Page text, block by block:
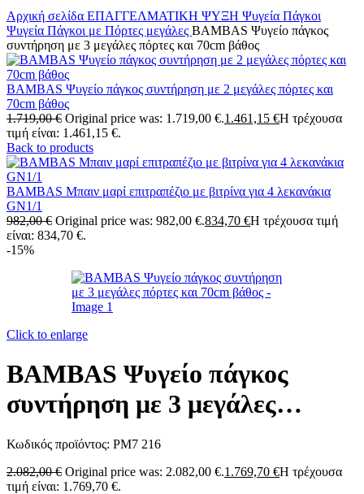
Αρχική σελίδα ΕΠΑΓΓΕΛΜΑΤΙΚΗ ΨΥΞΗ Ψυγεία Πάγκοι
Ψυγεία Πάγκοι με Πόρτες μεγάλες BAMBAS Ψυγείο πάγκος
συντήρηση με 3 μεγάλες πόρτες και 70cm βάθος
BAMBAS Ψυγείο πάγκος συντήρηση με 2 μεγάλες πόρτες και
70cm βάθος
1.719,00€ Original price was: 1.719,00 €.1.461,15 €Η τρέχουσα
τιμή είναι: 1.461,15 €.
Back to products
BAMBAS Μπαιν μαρί επιτραπέζιο με βιτρίνα για 4 λεκανάκια
GN1/1
982,00€ Original price was: 982,00 €.834,70 €Η τρέχουσα τιμή
είναι: 834,70 €.
-15%
Click to enlarge
BAMBAS Ψυγείο πάγκος
συντήρηση με 3 μεγάλες
πόρτες και 70cm βάθος
Κωδικός προϊόντος: PM7 216
2.082,00€ Original price was: 2.082,00 €.1.769,70 €Η τρέχουσα
τιμή είναι: 1.769,70 €.